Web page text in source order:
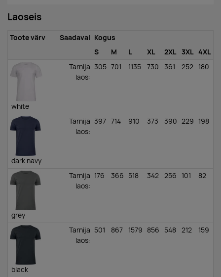
Laoseis
Toote värv Saadaval Kogus
S
M L XL 2XL 3XL 4XL
white
Tarnija
laos:
305 701 1135 730 361 252 180
dark navy
Tarnija
laos:
397 714 910 373 390 229 198
grey
Tarnija
laos:
176 366 518 342 256 101 82
black
Tarnija
laos:
501 867 1579 856 548 212 159